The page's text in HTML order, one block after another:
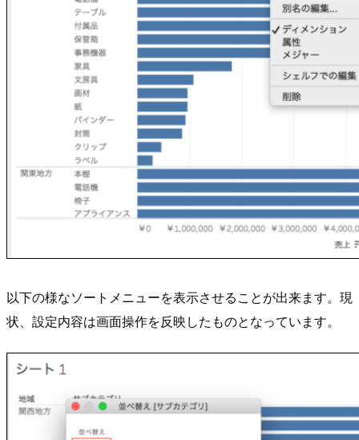
以下の様なソートメニューを表示させることが出来ます。現
状、設定内容は画面操作を反映したものとなっています。